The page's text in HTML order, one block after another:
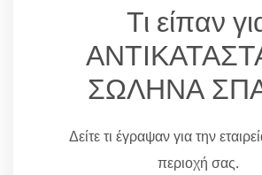
Τι είπαν
ΣΩΛΗΝΑ
Δείτε τι έγραψαν για την
περιοχή σας.